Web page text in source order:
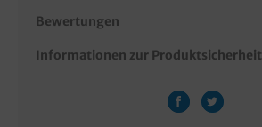
Bewertungen
Informationen zur Produktsicherheit